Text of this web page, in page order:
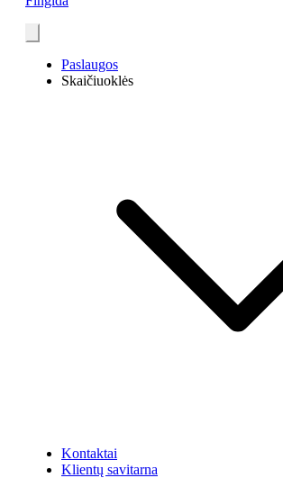
Paslaugos
Skaičiuoklės
Kontaktai
Klientų savitarna